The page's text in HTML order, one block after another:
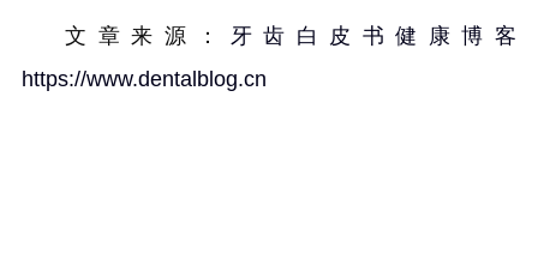
文章来源： 牙齿白皮书健康博客
https://www.dentalblog.cn